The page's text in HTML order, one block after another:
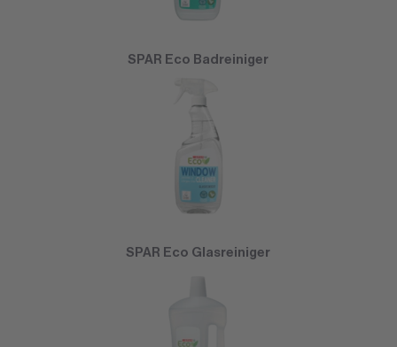
SPAR Eco Badreiniger
SPAR Eco Glasreiniger